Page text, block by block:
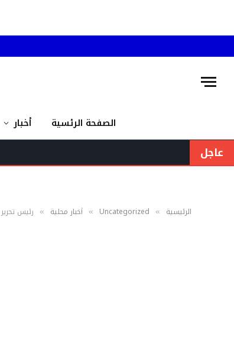
الصفحة الرئسية أخبار
عاجل
الرئيسية »
Uncategorized
» أخبار محلية » رئيس